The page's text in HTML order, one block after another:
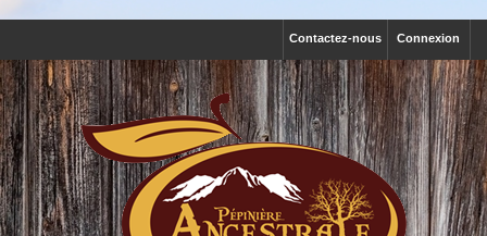
Connexion
Contactez-nous